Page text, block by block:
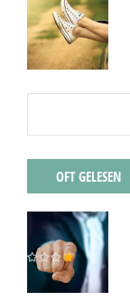
OFT GELESEN